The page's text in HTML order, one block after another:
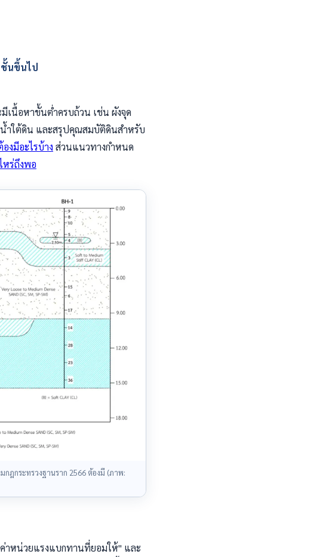
ชั้นขึ้นไป
เนื้อหาขั้นต่ำครบถ้วน เช่น ผังจุด
ำใต้ดิน และสรุปคุณสมบัติดินสำหรับ
งมีอะไรบ้าง ส่วนแนวทางกำหนด
หร่ถึงพอ
ฎกระทรวงฐานราก 2566 ต้องมี (ภาพ:
าหน่วยแรงแบกทานที่ยอมให้" และ